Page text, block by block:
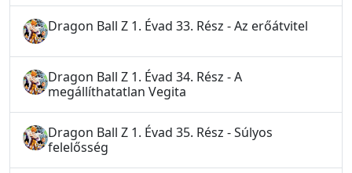
Dragon Ball Z 1. Évad 33. Rész - Az erőátvitel
Dragon Ball Z 1. Évad 34. Rész - A
megállíthatatlan Vegita
Dragon Ball Z 1. Évad 35. Rész - Súlyos
felelősség